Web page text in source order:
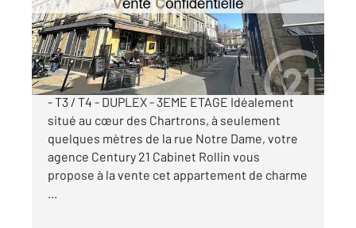
Appartement T3 à vendre
463 000 €
BORDEAUX - COEUR CHARTRONS - RUE CALME
- T3 / T4 - DUPLEX - 3EME ETAGE Idéalement
situé au cœur des Chartrons, à seulement
quelques mètres de la rue Notre Dame, votre
agence Century 21 Cabinet Rollin vous
propose à la vente cet appartement de charme
...